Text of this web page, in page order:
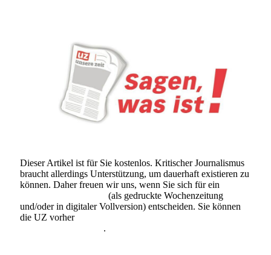
Dieser Artikel ist für Sie kostenlos. Kritischer Journalismus
braucht allerdings Unterstützung, um dauerhaft existieren zu
können. Daher freuen wir uns, wenn Sie sich für ein
(als gedruckte Wochenzeitung
und/oder in digitaler Vollversion) entscheiden. Sie können
die UZ vorher
.